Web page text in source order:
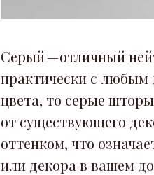
Серый — отличный
практически с любым
цвета, то серые
от существующего
оттенком, что
или декора в вашем